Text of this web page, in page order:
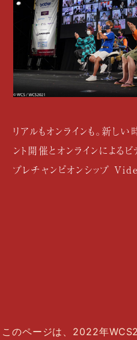
リアルもオンラインも。新し
ント開催とオンラインによる
プレチャンピオンシップ
このページは、2022年